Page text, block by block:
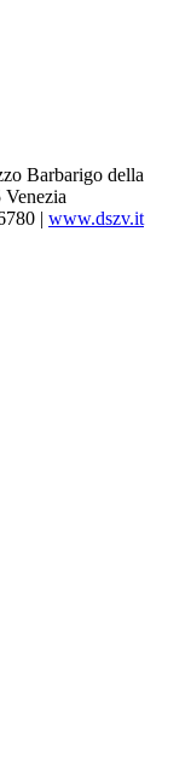
Barbarigo della
| www.dszv.it